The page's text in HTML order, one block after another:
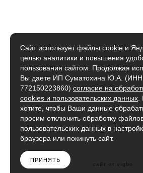
Сайт использует файлы cookie и
целью аналитики и повышения
пользования сайтом. Продолжая
Вы даете ИП Суматохина Ю.А. (ИНН
772150223860) согласие на
cookies и пользовательских данных
хотите, чтобы Ваши данные
просим отключить обработку
пользовательских данных в
браузера или покинуть сайт.
ПРИНЯТЬ